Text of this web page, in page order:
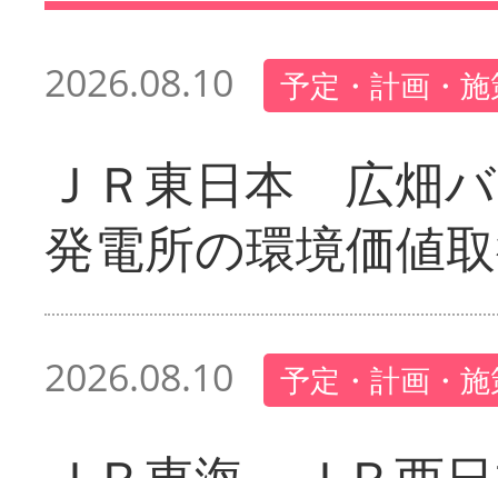
2026.08.10 予定・計画・
ＪＲ東日本 広畑
発電所の環境価値
2026.08.10 予定・計画・